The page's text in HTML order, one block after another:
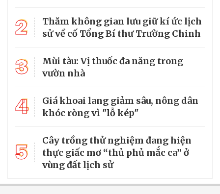
2
Thăm không gian lưu giữ kí ức lịch
sử về cố Tổng Bí thư Trường Chinh
3
Mùi tàu: Vị thuốc đa năng trong
vườn nhà
4
Giá khoai lang giảm sâu, nông dân
khóc ròng vì "lỗ kép"
5
Cây trồng thử nghiệm đang hiện
thực giấc mơ “thủ phủ mắc ca” ở
vùng đất lịch sử